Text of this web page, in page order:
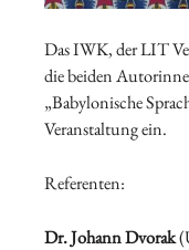
Das IWK, der LIT
die beiden
„Babylonische
Veranstaltung ein.
Referenten:
Dr. Johann Dvorak